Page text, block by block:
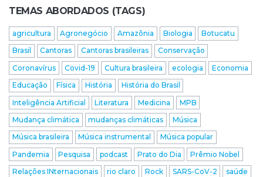
TEMAS ABORDADOS (TAGS)
agricultura Agronegócio Amazônia Biologia
Botucatu
Brasil
Cantoras Cantoras brasileiras
Conservação
Coronavírus
Covid-19 Cultura brasileira ecologia
Economia
Educação
Física História
História do Brasil
Inteligência Artificial
Literatura Medicina
MPB
Mudança climática
mudanças climáticas
Música
Música brasileira
Música instrumental
Música popular
Pandemia
Pesquisa podcast Prato do Dia
Prêmio Nobel
Relações INternacionais
rio claro Rock SARS-CoV-2
saúde